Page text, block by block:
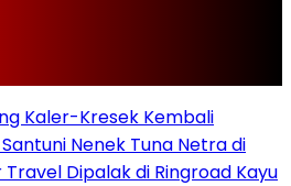
Kaler-Kresek Kembali
Nenek Tuna Netra di
Travel Dipalak di Ringroad Kayu